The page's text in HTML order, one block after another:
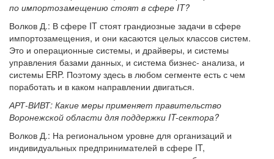
по импортозамещению стоят в сфере IT?
Волков Д.: В сфере IT стоят грандиозные задачи в сфере
импортозамещения, и они касаются целых классов систем.
Это и операционные системы, и драйверы, и системы
управления базами данных, и система бизнес- анализа, и
системы ERP. Поэтому здесь в любом сегменте есть с чем
поработать и в каком направлении двигаться.
АРТ-ВИВТ: Какие меры применяет правительство
Воронежской области для поддержки IT-сектора?
Волков Д.: На региональном уровне для организаций и
индивидуальных предпринимателей в сфере IT,